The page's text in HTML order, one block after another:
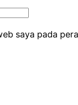
saya pada